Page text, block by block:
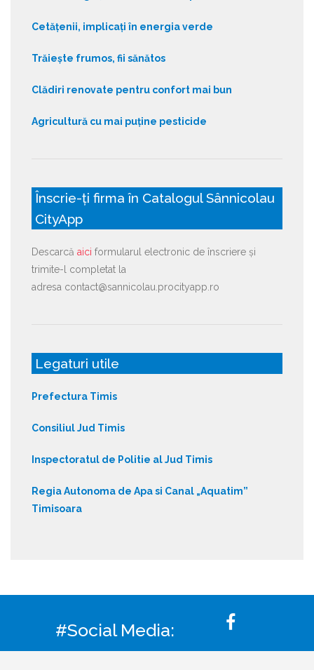
Cetățenii, implicați în energia verde
Trăiește frumos, fii sănătos
Clădiri renovate pentru confort mai bun
Agricultură cu mai puține pesticide
Înscrie-ți firma în Catalogul Sânnicolau
CityApp
Descarcă aici formularul electronic de înscriere și
trimite-l completat la
adresa contact@sannicolau.procityapp.ro
Legaturi utile
Prefectura Timis
Consiliul Jud Timis
Inspectoratul de Politie al Jud Timis
Regia Autonoma de Apa si Canal „Aquatim”
Timisoara
#Social Media: